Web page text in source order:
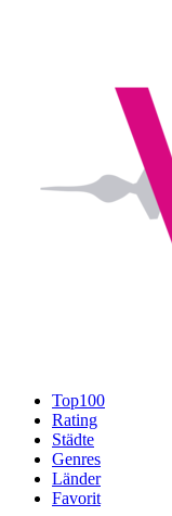
Top100
Rating
Städte
Genres
Länder
Favorit